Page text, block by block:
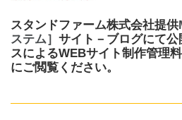
スタンドファーム株式会社提供
ステム］ サイト－ブログにて
スによるWEBサイト制作管理
にご閲覧ください。